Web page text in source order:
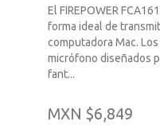
El FIREPOWER
forma ideal de
computadora Mac.
micrófono diseñados
fant...
MXN $6,849